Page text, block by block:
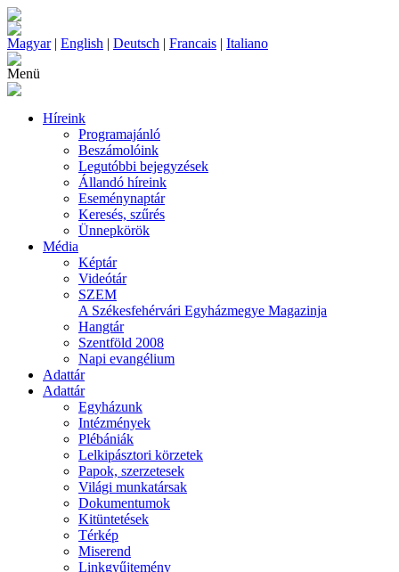
Magyar| English | Deutsch | Francais | Italiano
Menü
Híreink
Programajánló
Beszámolóink
Legutóbbi bejegyzések
Állandó híreink
Eseménynaptár
Keresés, szűrés
Ünnepkörök
Média
Képtár
Videótár
SZEM
A Székesfehérvári Egyházmegye Magazinja
Hangtár
Szentföld 2008
Napi evangélium
Adattár
Adattár
Egyházunk
Intézmények
Plébániák
Lelkipásztori körzetek
Papok, szerzetesek
Világi munkatársak
Dokumentumok
Kitüntetések
Térkép
Miserend
Linkgyűjtemény